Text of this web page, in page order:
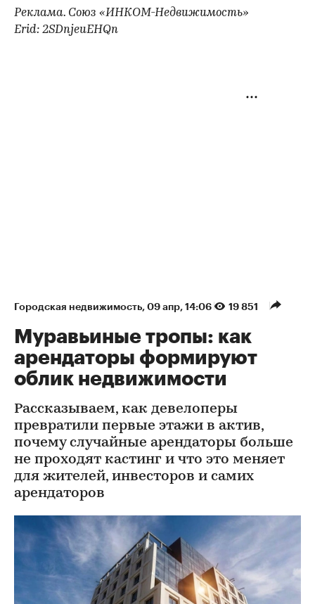
Реклама. Союз «ИНКОМ-Недвижимость»
Erid: 2SDnjeuEHQn
Городская недвижимость 09 апр, 14:06 19 851
Муравьиные тропы: как
арендаторы формируют
облик недвижимости
Рассказываем, как девелоперы
превратили первые этажи в актив,
почему случайные арендаторы больше
не проходят кастинг и что это меняет
для жителей, инвесторов и самих
арендаторов